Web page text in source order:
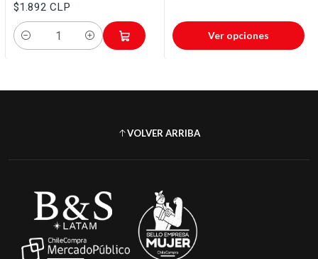
$1.892 CLP
Cantidad
Ver opciones
VOLVER ARRIBA